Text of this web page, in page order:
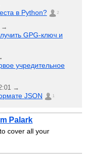
в Python? 2
→
GPG-ключ и
учредительное
→
JSON 1
Palark
cover all your